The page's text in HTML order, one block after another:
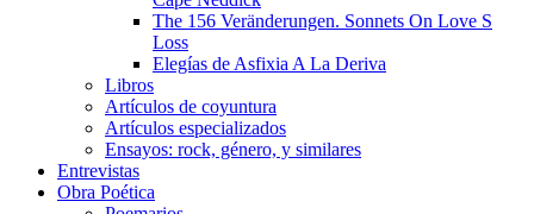
The 156 Veränderungen. Sonnets On Love S
Loss
Elegías de Asfixia A La Deriva
Libros
Artículos de coyuntura
Artículos especializados
Ensayos: rock, género, y similares
Entrevistas
Obra Poética